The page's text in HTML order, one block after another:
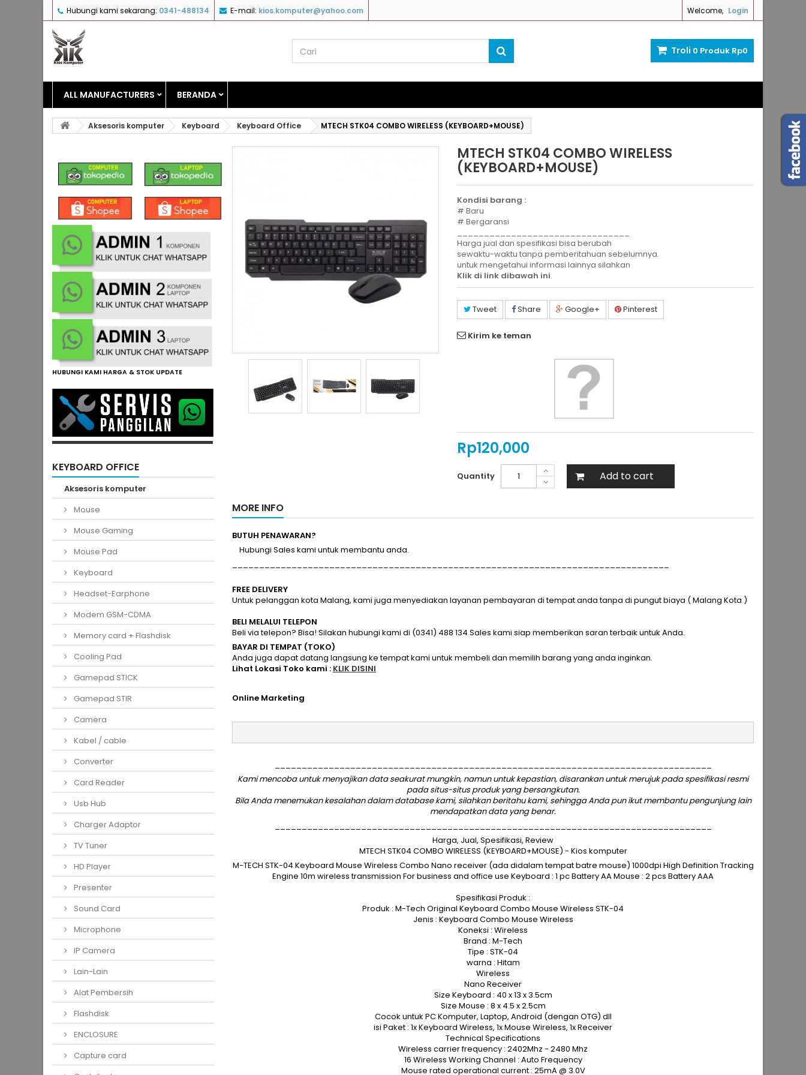
Welcome, Login
Hubungi kami sekarang: 0341-488134 E-mail: kios.komputer@yahoo.com
Troli 0 Produk Rp‎0
ALL MANUFACTURERS BERANDA
Aksesoris komputer Keyboard Keyboard Office MTECH STK04 COMBO WIRELESS (KEYBOARD+MOUSE)
HUBUNGI KAMI HARGA & STOK UPDATE
KEYBOARD OFFICE
Aksesoris komputer
Mouse
Mouse Gaming
Mouse Pad
Keyboard
Headset-Earphone
Modem GSM-CDMA
Memory card + Flashdisk
Cooling Pad
Gamepad STICK
Gamepad STIR
Camera
Kabel / cable
Converter
Card Reader
Usb Hub
Charger Adaptor
TV Tuner
HD Player
Presenter
Sound Card
Microphone
IP Camera
Lain-Lain
Alat Pembersih
Flashdisk
ENCLOSURE
Capture card
MTECH STK04 COMBO WIRELESS
(KEYBOARD+MOUSE)
Kondisi barang :
# Baru
# Bergaransi
Harga jual dan spesifikasi bisa berubah
sewaktu-waktu tanpa pemberitahuan sebelumnya.
untuk mengetahui informasi lainnya silahkan
Klik di link dibawah ini.
Tweet Share Google+ Pinterest
Kirim ke teman
Rp‎120,000
Quantity Add to cart
MORE INFO
BUTUH PENAWARAN?
Hubungi Sales kami untuk membantu anda.
FREE DELIVERY
Untuk pelanggan kota Malang, kami juga menyediakan layanan pembayaran di tempat anda tanpa di pungut biaya ( Malang Kota )
BELI MELALUI TELEPON
Beli via telepon? Bisa! Silakan hubungi kami di (0341) 488 134 Sales kami siap memberikan saran terbaik untuk Anda.
BAYAR DI TEMPAT (TOKO)
Anda juga dapat datang langsung ke tempat kami untuk membeli dan memilih barang yang anda inginkan.
Lihat Lokasi Toko kami : KLIK DISINI
Online Marketing
Kami mencoba untuk menyajikan data seakurat mungkin, namun untuk kepastian, disarankan untuk merujuk pada spesifikasi resmi
pada situs-situs produk yang bersangkutan.
Bila Anda menemukan kesalahan dalam database kami, silahkanberitahu kami, sehingga Anda pun ikut membantu pengunjung lain
mendapatkan data yang benar.
Harga, Jual, Spesifikasi, Review
MTECH STK04 COMBO WIRELESS (KEYBOARD+MOUSE) - Kios komputer
M-TECH STK-04 Keyboard Mouse Wireless Combo Nano receiver (ada didalam tempat batre mouse) 1000dpi High Definition Tracking
Engine 10m wireless transmission For business and office use Keyboard : 1 pc Battery AA Mouse : 2 pcs Battery AAA
Spesifikasi Produk :
Produk : M-Tech Original Keyboard Combo Mouse Wireless STK-04
Jenis : Keyboard Combo Mouse Wireless
Koneksi : Wireless
Brand : M-Tech
Tipe : STK-04
warna : Hitam
Wireless
Nano Receiver
Size Keyboard : 40 x 13 x 3.5cm
Size Mouse : 8 x 4.5 x 2.5cm
Cocok untuk PC Komputer, Laptop, Android (dengan OTG) dll
isi Paket : 1x Keyboard Wireless, 1x Mouse Wireless, 1x Receiver
Technical Specifications
Wireless carrier frequency : 2402Mhz - 2480 Mhz
16 Wireless Working Channel : Auto Frequency
Mouse rated operational current : 25mA @ 3.0V